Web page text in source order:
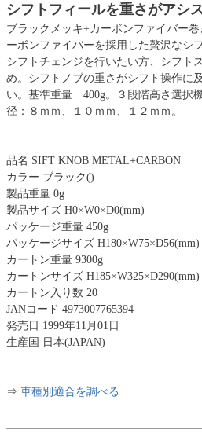
シフトフィールを重さがアシ
ブラックメッキ+カーボンファイバー
ーボンファイバーを採用した贅沢なシ
シフトチェンジを行いたい方、シフト
め。シフトノブの重さがシフト操作に
い。基準重量 400g。３段階高さ選択
径：８ｍｍ、１０ｍｍ、１２ｍｍ。
品名 SIFT KNOB METAL+CARBON
カラー ブラック()
製品重量 0g
製品サイズ H0×W0×D0(mm)
パッケージ重量 450g
パッケージサイズ H180×W75×D56(mm)
カートン重量 9300g
カートンサイズ H185×W325×D290(mm)
カートン入り数 20
JANコード 4973007765394
発売日 1999年11月01日
生産国 日本(JAPAN)
⇒ 車種別適合を調べる